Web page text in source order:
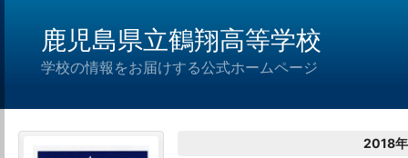
鹿児島県立鶴翔高等学校
学校の情報をお届けする公式ホームページ
2018